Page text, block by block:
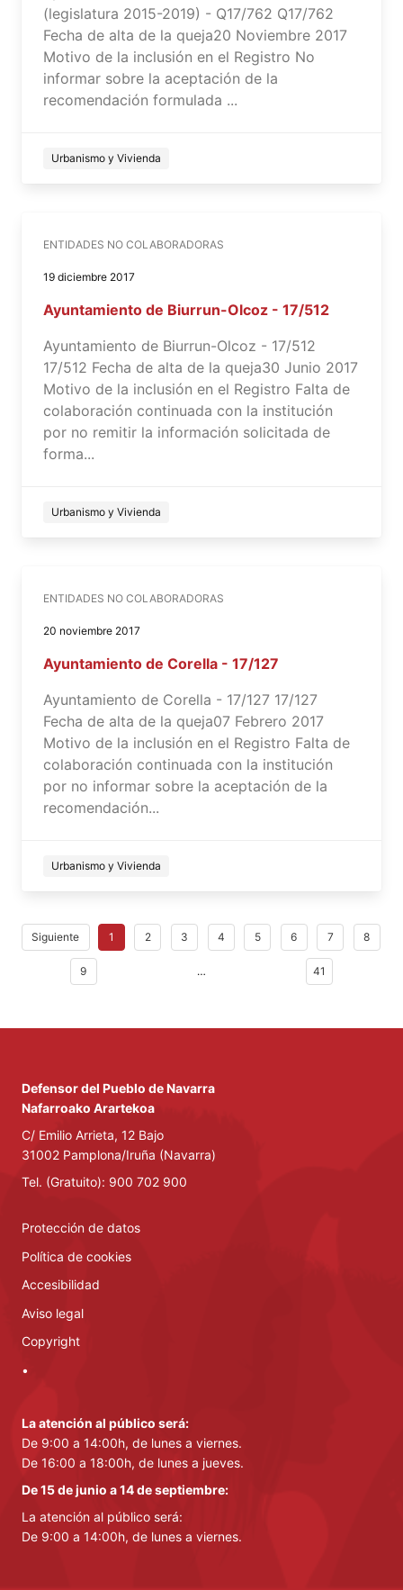
(legislatura 2015-2019) - Q17/762 Q17/762
Fecha de alta de la queja20 Noviembre 2017
Motivo de la inclusión en el Registro No
informar sobre la aceptación de la
recomendación formulada ...
Urbanismo y Vivienda
ENTIDADES NO COLABORADORAS
19 diciembre 2017
Ayuntamiento de Biurrun-Olcoz - 17/512
Ayuntamiento de Biurrun-Olcoz - 17/512
17/512 Fecha de alta de la queja30 Junio 2017
Motivo de la inclusión en el Registro Falta de
colaboración continuada con la institución
por no remitir la información solicitada de
forma...
Urbanismo y Vivienda
ENTIDADES NO COLABORADORAS
20 noviembre 2017
Ayuntamiento de Corella - 17/127
Ayuntamiento de Corella - 17/127 17/127
Fecha de alta de la queja07 Febrero 2017
Motivo de la inclusión en el Registro Falta de
colaboración continuada con la institución
por no informar sobre la aceptación de la
recomendación...
Urbanismo y Vivienda
Siguiente 1 2 3 4 5 6 7 8
9 … 41
Defensor del Pueblo de Navarra
Nafarroako Arartekoa
C/ Emilio Arrieta, 12 Bajo
31002 Pamplona/Iruña (Navarra)
Tel. (Gratuito): 900 702 900
Protección de datos
Política de cookies
Accesibilidad
Aviso legal
Copyright
•
La atención al público será:
De 9:00 a 14:00h, de lunes a viernes.
De 16:00 a 18:00h, de lunes a jueves.
De 15 de junio a 14 de septiembre:
La atención al público será:
De 9:00 a 14:00h, de lunes a viernes.